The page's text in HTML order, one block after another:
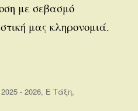
με σεβασμό
μας κληρονομιά.
Φεστιβάλ Παραδοσιακών
Κατηγορίες
2025 - 2026, Ε Τάξη,